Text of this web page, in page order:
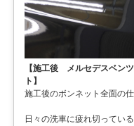
【施工後 メルセデスベン
ト】
施工後のボンネット全面の
日々の洗車に疲れ切ってい